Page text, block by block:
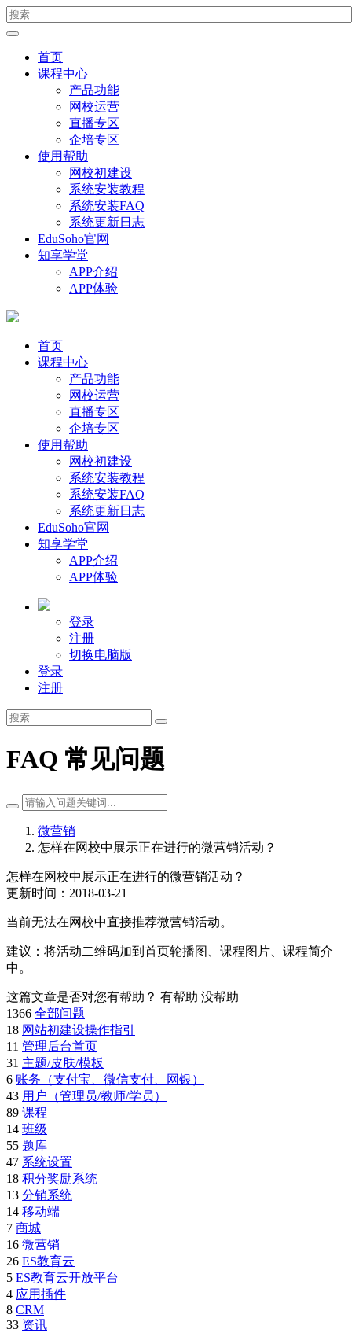
首页
课程中心
产品功能
网校运营
直播专区
企培专区
使用帮助
网校初建设
系统安装教程
系统安装FAQ
系统更新日志
EduSoho官网
知享学堂
APP介绍
APP体验
首页
课程中心
产品功能
网校运营
直播专区
企培专区
使用帮助
网校初建设
系统安装教程
系统安装FAQ
系统更新日志
EduSoho官网
知享学堂
APP介绍
APP体验
登录
注册
切换电脑版
登录
注册
FAQ 常见问题
微营销
怎样在网校中展示正在进行的微营销活动？
怎样在网校中展示正在进行的微营销活动？
更新时间：2018-03-21
当前无法在网校中直接推荐微营销活动。
建议：将活动二维码加到首页轮播图、课程图片、课程简介
中。
这篇文章是否对您有帮助？ 有帮助 没帮助
1366 全部问题
18 网站初建设操作指引
11 管理后台首页
31 主题/皮肤/模板
6 账务（支付宝、微信支付、网银）
43 用户（管理员/教师/学员）
89 课程
14 班级
55 题库
47 系统设置
18 积分奖励系统
13 分销系统
14 移动端
7 商城
16 微营销
26 ES教育云
5 ES教育云开放平台
4 应用插件
8 CRM
33 资讯